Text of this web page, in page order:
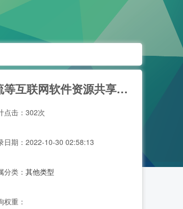
飞鹰资源网-打造绿色游戏辅助,破解软件,编程安全与易语言交流等互联网软件资源共享的辅助平台
点击：302次
日期：2022-10-30 02:58:13
分类：其他类型
权重：